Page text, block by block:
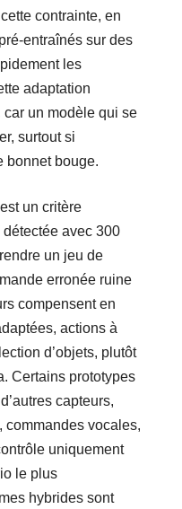
contrainte, en
entraînés sur des
les
adaptation
un modèle qui se
surtout si
bonnet bouge.
un critère
avec 300
un jeu de
erronée ruine
compensent en
actions à
d’objets, plutôt
Certains prototypes
capteurs,
commandes vocales,
uniquement
le plus
hybrides sont